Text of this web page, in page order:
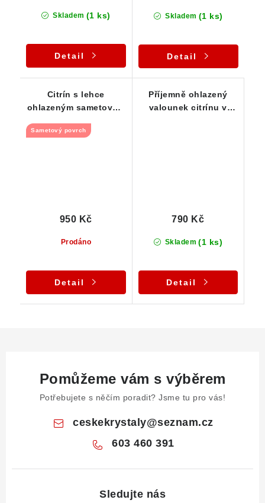
Skladem (1 ks)
Detail
Skladem (1 ks)
Detail
Citrín s lehce
ohlazeným sametovým
barvou
Sametový povrch
Prodáno
950 Kč
Detail
Příjemně ohlazený
valounek citrínu v
Skladem (1 ks)
790 Kč
Detail
Pomůžeme vám s výběrem
Potřebujete s něčím poradit? Jsme tu pro vás!
ceskekrystaly@seznam.cz
603 460 391